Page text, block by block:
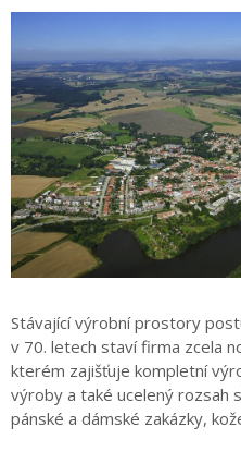
Stávající výrobní prostory
v 70. letech staví firma zcela
kterém zajišťuje kompletní
výroby a také ucelený rozsah
pánské a dámské zakázky,